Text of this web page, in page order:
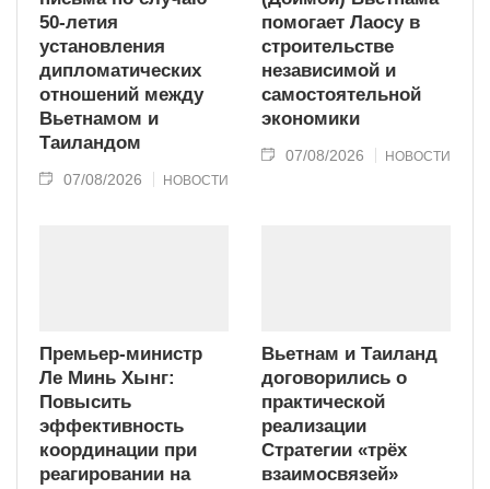
50-летия
установления
дипломатических
отношений между
Вьетнамом и
Таиландом
07/08/2026 НОВОСТИ
помогает Лаосу в
строительстве
независимой и
самостоятельной
экономики
07/08/2026 НОВОСТИ
Премьер-министр
Ле Минь Хынг:
Повысить
эффективность
координации при
реагировании на
Вьетнам и Таиланд
договорились о
практической
реализации
Стратегии «трёх
взаимосвязей»